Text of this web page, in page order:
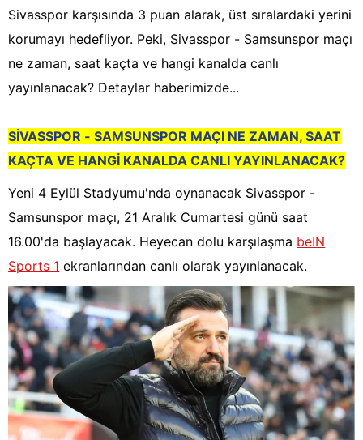
Sivasspor karşısında 3 puan alarak, üst sıralardaki yerini
korumayı hedefliyor. Peki, Sivasspor - Samsunspor maçı
ne zaman, saat kaçta ve hangi kanalda canlı
yayınlanacak? Detaylar haberimizde...
SİVASSPOR - SAMSUNSPOR MAÇI NE ZAMAN, SAAT
KAÇTA VE HANGİ KANALDA CANLI YAYINLANACAK?
Yeni 4 Eylül Stadyumu'nda oynanacak Sivasspor -
Samsunspor maçı, 21 Aralık Cumartesi günü saat
16.00'da başlayacak. Heyecan dolu karşılaşma beIN
Sports 1 ekranlarından canlı olarak yayınlanacak.